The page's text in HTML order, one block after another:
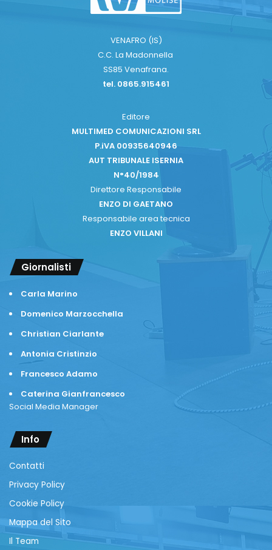
VENAFRO (IS)
C.C. La Madonnella
SS85 Venafrana.
tel. 0865.915461
Editore
MULTIMED COMUNICAZIONI SRL
P.iVA 00935640946
AUT TRIBUNALE ISERNIA
N°40/1984
Direttore Responsabile
ENZO DI GAETANO
Responsabile area tecnica
ENZO VILLANI
Giornalisti
Carla Marino
Domenico Marzocchella
Christian Ciarlante
Antonia Cristinzio
Francesco Adamo
Caterina Gianfrancesco
Social Media Manager
Info
Contatti
Privacy Policy
Cookie Policy
Mappa del Sito
Il Team